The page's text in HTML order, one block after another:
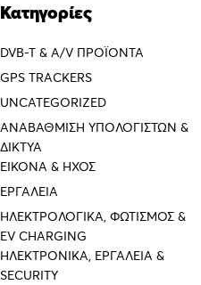
Κατηγορίες
DVB-T & A/V ΠΡΟΪΌΝΤΑ
GPS TRACKERS
UNCATEGORIZED
ΑΝΑΒΆΘΜΙΣΗ ΥΠΟΛΟΓΙΣΤΏΝ &
ΔΊΚΤΥΑ
ΕΙΚΌΝΑ & ΗΧΟΣ
ΕΡΓΑΛΕΊΑ
ΗΛΕΚΤΡΟΛΟΓΙΚΆ, ΦΩΤΙΣΜΌΣ &
EV CHARGING
ΗΛΕΚΤΡΟΝΙΚΆ, ΕΡΓΑΛΕΊΑ &
SECURITY